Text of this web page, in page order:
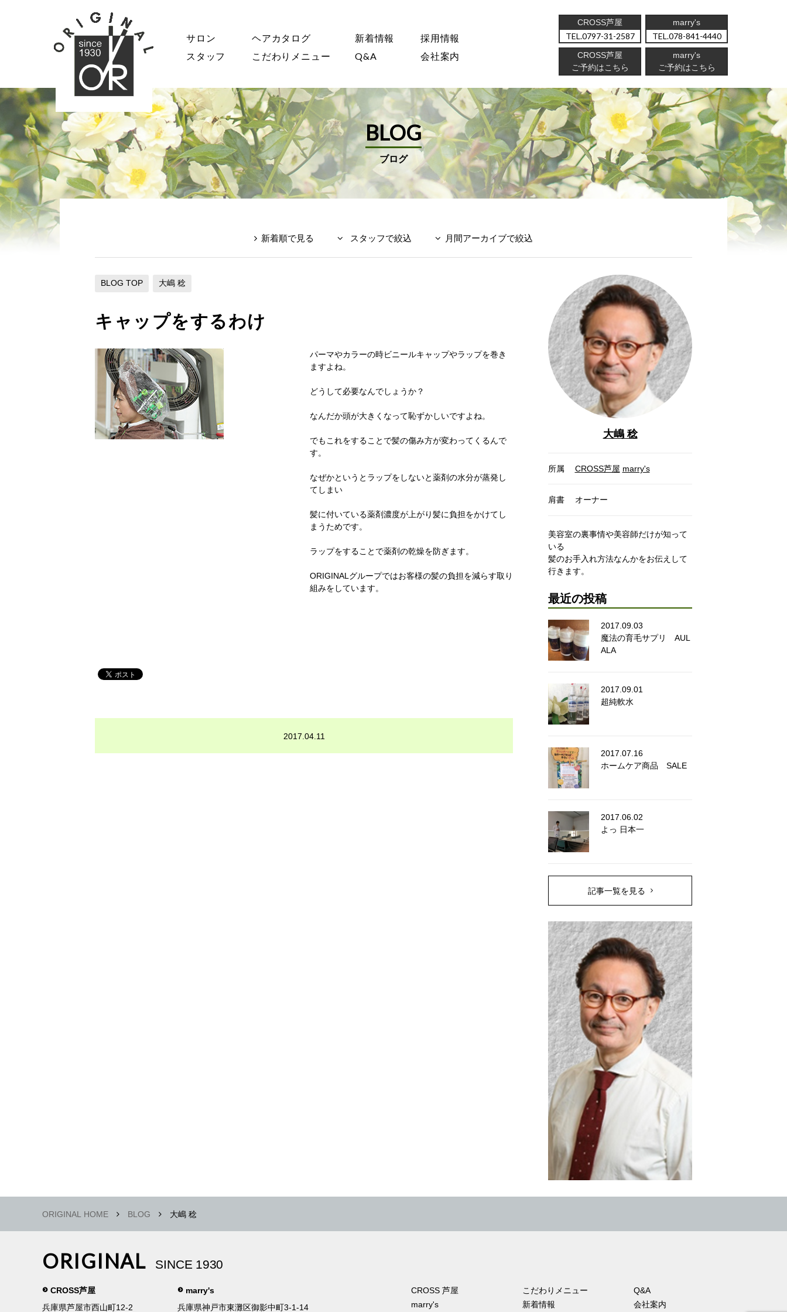
サロン ヘアカタログ 新着情報
採用情報
スタッフ
こだわりメニュー Q&A 会社案内
CROSS芦屋
0797-31-2587
marry's
078-841-4440
CROSS芦屋
ご予約はこちら
marry's
ご予約はこちら
BLOG
ブログ
新着順で見る スタッフで絞込 月間アーカイブで絞込
BLOG TOP 大嶋 稔
キャップをするわけ
パーマやカラーの時ビニールキャップやラップを巻き
ますよね。
どうして必要なんでしょうか？
なんだか頭が大きくなって恥ずかしいですよね。
でもこれをすることで髪の傷み方が変わってくるんで
す。
なぜかというとラップをしないと薬剤の水分が蒸発し
てしまい
髪に付いている薬剤濃度が上がり髪に負担をかけてし
まうためです。
ラップをすることで薬剤の乾燥を防ぎます。
ORIGINALグループではお客様の髪の負担を減らす取り
組みをしています。
2017.04.11
大嶋 稔
所属 CROSS芦屋 marry's
肩書 オーナー
美容室の裏事情や美容師だけが知って
いる
髪のお手入れ方法なんかをお伝えして
行きます。
最近の投稿
2017.09.03
魔法の育毛サプリ AUL
ALA
2017.09.01
超純軟水
2017.07.16
ホームケア商品 SALE
2017.06.02
よっ 日本一
記事一覧を見る
ORIGINAL HOME BLOG 大嶋 稔
ORIGINAL SINCE 1930
CROSS芦屋
兵庫県芦屋市西山町12-2
marry's
兵庫県神戸市東灘区御影中町3-1-14
CROSS 芦屋
marry's
こだわりメニュー
新着情報
Q&A
会社案内